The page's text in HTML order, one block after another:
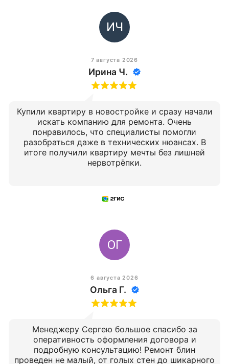
ИЧ
7 августа 2026
Ирина Ч.
Купили квартиру в новостройке и сразу начали
искать компанию для ремонта. Очень
понравилось, что специалисты помогли
разобраться даже в технических нюансах. В
итоге получили квартиру мечты без лишней
нервотрёпки.
ОГ
6 августа 2026
Ольга Г.
Менеджеру Сергею большое спасибо за
оперативность оформления договора и
подробную консультацию! Ремонт блин
проведен не малый, от голых стен до шикарного